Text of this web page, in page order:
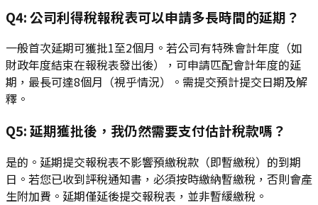
Q4: 公司利得稅報稅表可以申請多長時間的延期？
一般首次延期可獲批1至2個月。若公司有特殊會計年度（如
財政年度結束在報稅表發出後），可申請匹配會計年度的延
期，最長可達8個月（視乎情況）。需提交預計提交日期及解
釋。
Q5: 延期獲批後，我仍然需要支付估計稅款嗎？
是的。延期提交報稅表不影響預繳稅款（即暫繳稅）的到期
日。若您已收到評稅通知書，必須按時繳納暫繳稅，否則會產
生附加費。延期僅延後提交報稅表，並非暫緩繳稅。